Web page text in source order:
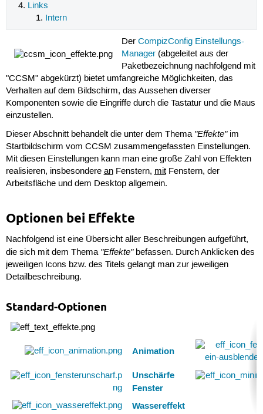
Links
Intern
DerCompizConfig Einstellungs-
Manager (abgeleitet aus der
Paketbezeichnung nachfolgend mit
"CCSM" abgekürzt) bietet umfangreiche Möglichkeiten, das
Verhalten auf dem Bildschirm, das Aussehen diverser
Komponenten sowie die Eingriffe durch die Tastatur und die Maus
einzustellen.
Dieser Abschnitt behandelt die unter dem Thema "Effekte"im
Startbildschirm vom CCSM zusammengefassten Einstellungen.
Mit diesen Einstellungen kann man eine große Zahl von Effekten
realisieren, insbesondere anFenstern, mitFenstern, der
Arbeitsfläche und dem Desktop allgemein.
Optionen bei Effekte
Nachfolgend ist eine Übersicht aller Beschreibungen aufgeführt,
die sich mit dem Thema "Effekte"befassen. Durch Anklicken des
jeweiligen Icons bzw. des Titels gelangt man zur jeweiligen
Detailbeschreibung.
Standard-Optionen
Animation
Unschärfe
Fenster
Wassereffekt